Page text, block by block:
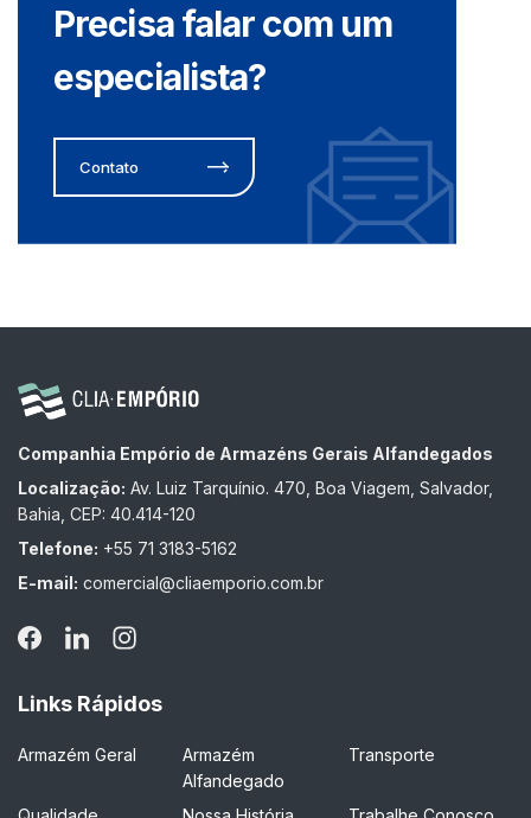
Precisa falar com um
especialista?
Contato
Companhia Empório de Armazéns Gerais Alfandegados
Localização: Av. Luiz Tarquínio. 470, Boa Viagem, Salvador,
Bahia, CEP: 40.414-120
Telefone: +55 71 3183-5162
E-mail: comercial@cliaemporio.com.br
Links Rápidos
Armazém Geral
Armazém
Alfandegado
Transporte